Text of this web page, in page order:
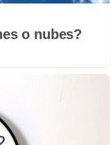
o nubes?